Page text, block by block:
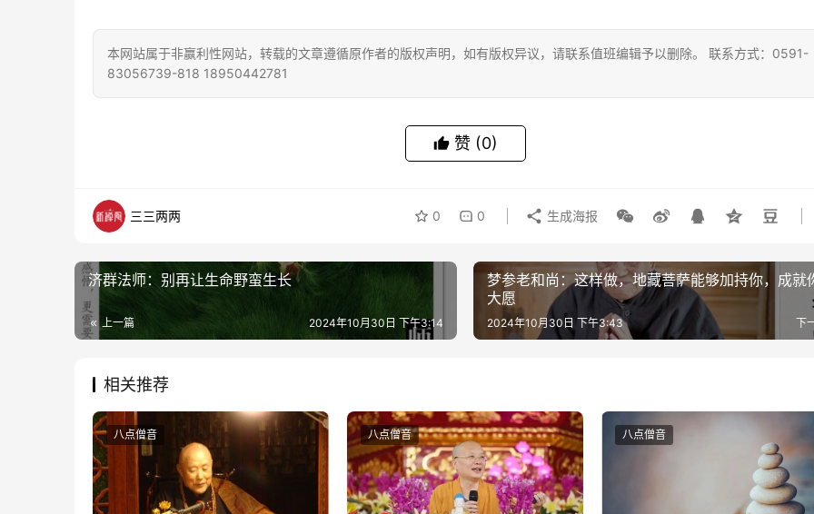
本网站属于非赢利性网站，转载的文章遵循原作者的版权声明，如有版权异议，请联系值班编辑予以删除。 联系方式：0591-
83056739-818 18950442781
赞 (0)
三三两两 0 0 生成海报
济群法师：别再让生命野蛮生长
上一篇 2024年10月30日 下午3:14
梦参老和尚：这样做，地藏菩萨能够加持你，成就
大愿
下
2024年10月30日 下午3:43
相关推荐
八点僧音 八点僧音 八点僧音